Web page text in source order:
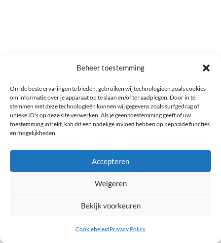
Beheer toestemming
Om de beste ervaringen te bieden, gebruiken wij technologieën zoals cookies
om informatie over je apparaat op te slaan en/of te raadplegen. Door in te
stemmen met deze technologieën kunnen wij gegevens zoals surfgedrag of
unieke ID's op deze site verwerken. Als je geen toestemming geeft of uw
toestemming intrekt, kan dit een nadelige invloed hebben op bepaalde functies
en mogelijkheden.
Accepteren
Weigeren
Bekijk voorkeuren
CookiebeleidPrivacy Policy
Plaat VII Peer
Plaat VIII Peer